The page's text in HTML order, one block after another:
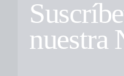
nuestra